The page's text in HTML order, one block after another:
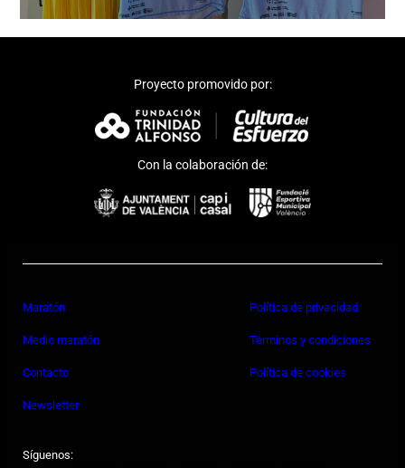
Proyecto promovido por:
Con la colaboración de:
Maratón
Medio maratón
Contacto
Newsletter
Política de privacidad
Términos y condiciones
Política de cookies
Síguenos: